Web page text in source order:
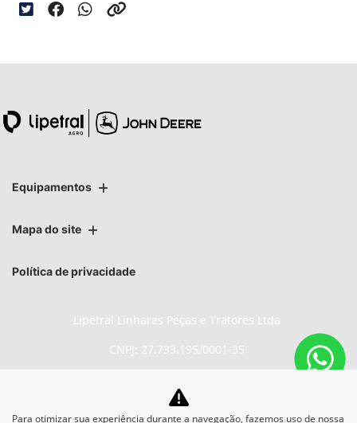
Equipamentos
Mapa do site
Política de privacidade
Lipetral Linhares Peças e Tratores Ltda
CNPJ: 27.733.195/0001-35
Para otimizar sua experiência durante a navegação, fazemos uso de nossa